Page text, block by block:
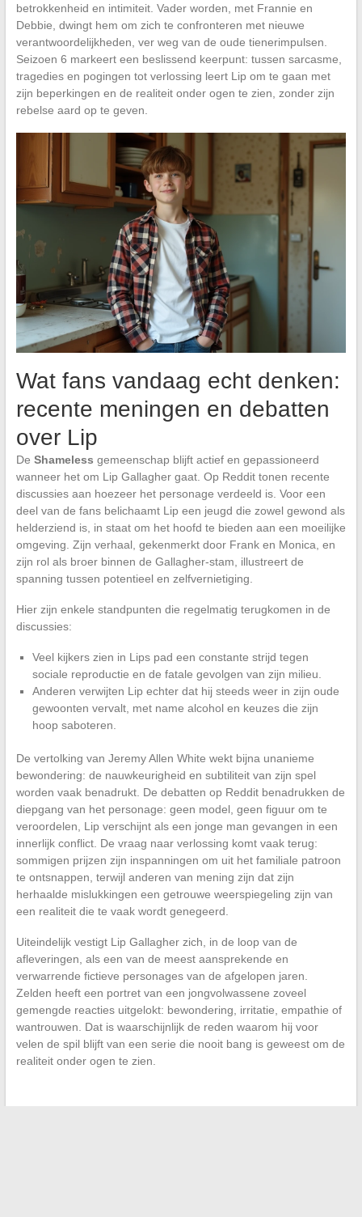
betrokkenheid en intimiteit. Vader worden, met Frannie en
Debbie, dwingt hem om zich te confronteren met nieuwe
verantwoordelijkheden, ver weg van de oude tienerimpulsen.
Seizoen 6 markeert een beslissend keerpunt: tussen sarcasme,
tragedies en pogingen tot verlossing leert Lip om te gaan met
zijn beperkingen en de realiteit onder ogen te zien, zonder zijn
rebelse aard op te geven.
Wat fans vandaag echt denken:
recente meningen en debatten
over Lip
De Shameless gemeenschap blijft actief en gepassioneerd
wanneer het om Lip Gallagher gaat. Op Reddit tonen recente
discussies aan hoezeer het personage verdeeld is. Voor een
deel van de fans belichaamt Lip een jeugd die zowel gewond als
helderziend is, in staat om het hoofd te bieden aan een moeilijke
omgeving. Zijn verhaal, gekenmerkt door Frank en Monica, en
zijn rol als broer binnen de Gallagher-stam, illustreert de
spanning tussen potentieel en zelfvernietiging.
Hier zijn enkele standpunten die regelmatig terugkomen in de
discussies:
Veel kijkers zien in Lips pad een constante strijd tegen
sociale reproductie en de fatale gevolgen van zijn milieu.
Anderen verwijten Lip echter dat hij steeds weer in zijn oude
gewoonten vervalt, met name alcohol en keuzes die zijn
hoop saboteren.
De vertolking van Jeremy Allen White wekt bijna unanieme
bewondering: de nauwkeurigheid en subtiliteit van zijn spel
worden vaak benadrukt. De debatten op Reddit benadrukken de
diepgang van het personage: geen model, geen figuur om te
veroordelen, Lip verschijnt als een jonge man gevangen in een
innerlijk conflict. De vraag naar verlossing komt vaak terug:
sommigen prijzen zijn inspanningen om uit het familiale patroon
te ontsnappen, terwijl anderen van mening zijn dat zijn
herhaalde mislukkingen een getrouwe weerspiegeling zijn van
een realiteit die te vaak wordt genegeerd.
Uiteindelijk vestigt Lip Gallagher zich, in de loop van de
afleveringen, als een van de meest aansprekende en
verwarrende fictieve personages van de afgelopen jaren.
Zelden heeft een portret van een jongvolwassene zoveel
gemengde reacties uitgelokt: bewondering, irritatie, empathie of
wantrouwen. Dat is waarschijnlijk de reden waarom hij voor
velen de spil blijft van een serie die nooit bang is geweest om de
realiteit onder ogen te zien.